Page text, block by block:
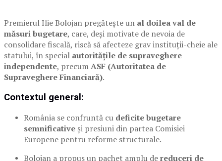
Premierul Ilie Bolojan pregătește un al doilea val de
măsuri bugetare, care, deși motivate de nevoia de
consolidare fiscală, riscă să afecteze grav instituții-cheie ale
statului, în special autoritățile de supraveghere
independente, precumASF (Autoritatea de
Supraveghere Financiară).
Contextul general:
România se confruntă cu deficite bugetare
semnificativeși presiuni din partea Comisiei
Europene pentru reforme structurale.
Bolojan a propus un pachet amplu dereduceri de